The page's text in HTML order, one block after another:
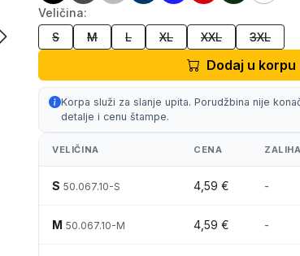
Veličina:
S
M L XL XXL 3XL
Dodaj u korpu
Korpa služi za slanje upita. Porudžbina nije
detalje i cenu štampe.
VELIČINA CENA ZALIHA
S 50.067.10-S 4,59 € -
M 50.067.10-M 4,59 € -